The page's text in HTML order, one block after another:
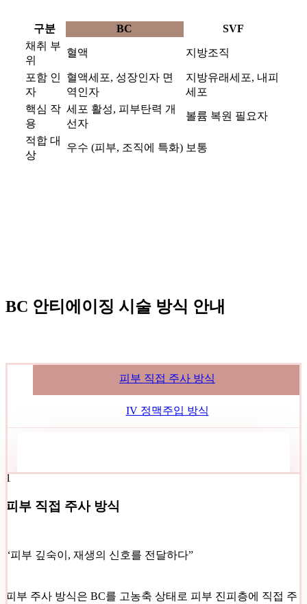
구분 BC
SVF
채취 부
위
혈액 지방조직
포함 인
자
혈액세포, 성장인자 면
역인자
지방유래세포, 내피
세포
핵심 작
용
세포 활성, 피부탄력 개
선자
볼륨 복원 필요자
적합 대
상
우수 (피부, 조직에 특화) 보통
BC 안티에이징 시술 방식 안내
피부 직접 주사 방식
IV 정맥주입 방식
1
피부 직접 주사 방식
“피부 깊숙이, 재생의 신호를 전달하다”
피부 주사 방식은 BC를 고농축 상태로 피부 진피층에 직접 주